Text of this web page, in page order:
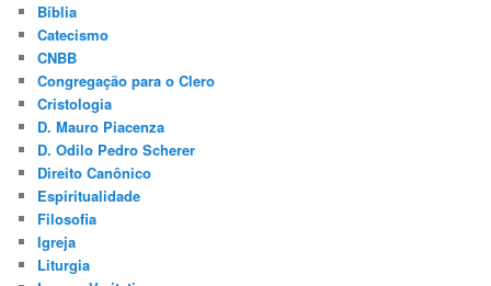
Bíblia
Catecismo
CNBB
Congregação para o Clero
Cristologia
D. Mauro Piacenza
D. Odilo Pedro Scherer
Direito Canônico
Espiritualidade
Filosofia
Igreja
Liturgia